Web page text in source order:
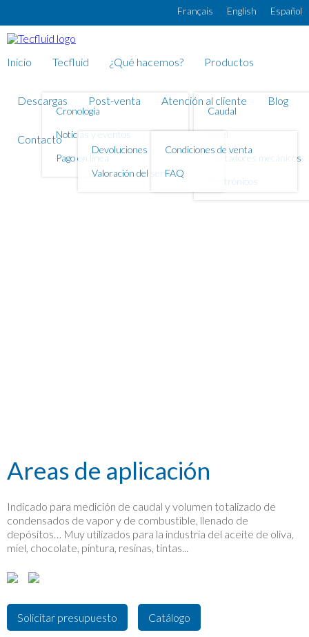
Français English Español
Inicio Tecfluid
Cronología
Noticias y eventos
Pago en línea
¿Qué hacemos? Productos
Caudal
Nivel
Contadores mecánicos
Electrónicos
Descargas Post-venta
Devoluciones
Valoración del servicio
Atención al cliente
Condiciones de venta
FAQ
Blog
Contacto
Areas de aplicación
Indicado para medición de caudal y volumen totalizado de
condensados de vapor y de combustible, llenado de
depósitos… Muy utilizados para la industria del aceite de oliva,
miel, chocolate, pintura, resinas, tintas...
Solicitar presupuesto Catálogo